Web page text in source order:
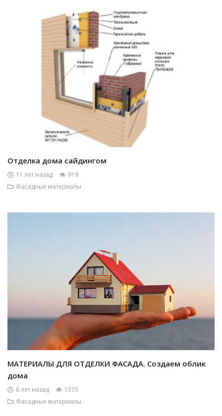
Отделка дома сайдингом
11 лет назад
919
Фасадные материалы
МАТЕРИАЛЫ ДЛЯ ОТДЕЛКИ ФАСАДА. Создаем облик
дома
6 лет назад
1375
Фасадные материалы